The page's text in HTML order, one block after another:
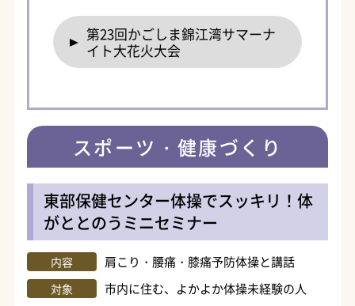
第23回かごしま錦江湾サマーナ
イト大花火大会
スポーツ・健康づくり
東部保健センター体操でスッキリ！体
がととのうミニセミナー
内容 肩こり・腰痛・膝痛予防体操と講話
対象 市内に住む、よかよか体操未経験の人